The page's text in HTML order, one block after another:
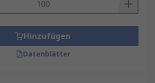
oder generell
Hinzufügen
Datenblätter